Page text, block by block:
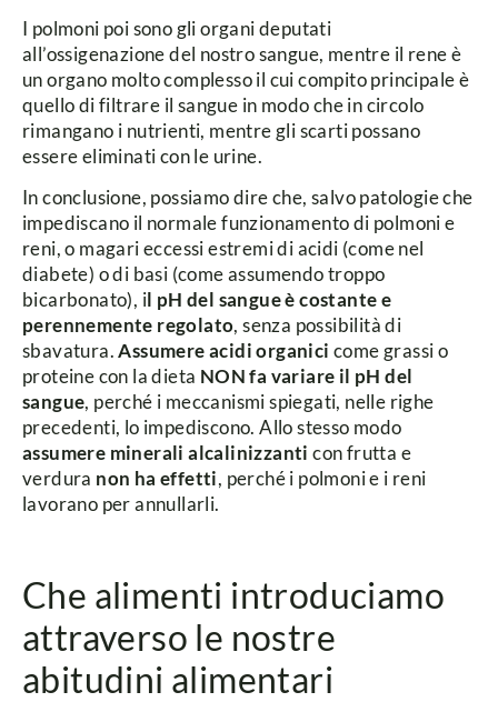
I polmoni poi sono gli organi deputati
all’ossigenazione del nostro sangue, mentre il rene è
un organo molto complesso il cui compito principale è
quello di filtrare il sangue in modo che in circolo
rimangano i nutrienti, mentre gli scarti possano
essere eliminati con le urine.
In conclusione, possiamo dire che, salvo patologie che
impediscano il normale funzionamento di polmoni e
reni, o magari eccessi estremi di acidi (come nel
diabete) o di basi (come assumendo troppo
bicarbonato), il pH del sangue è costante e
perennemente regolato, senza possibilità di
sbavatura.Assumere acidi organici come grassi o
proteine con la dieta NON fa variare il pH del
sangue, perché i meccanismi spiegati, nelle righe
precedenti, lo impediscono. Allo stesso modo
assumere minerali alcalinizzanti con frutta e
verdura non ha effetti, perché i polmoni e i reni
lavorano per annullarli.
Che alimenti introduciamo
attraverso le nostre
abitudini alimentari